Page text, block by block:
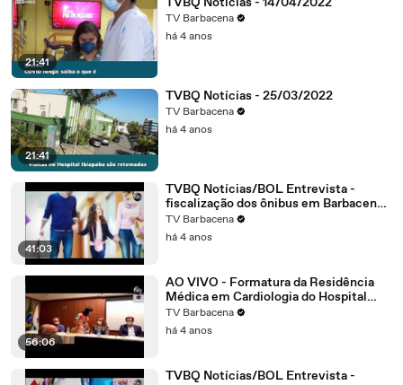
21:41
TV Barbacena
há 4 anos
21:41
TVBQ Notícias - 25/03/2022
TV Barbacena
há 4 anos
41:03
TVBQ Notícias/BOL Entrevista -
fiscalização dos ônibus em Barbacena -
18/03/2022
TV Barbacena
há 4 anos
56:06
AO VIVO - Formatura da Residência
Médica em Cardiologia do Hospital
Ibiapaba CEBAMS - 18/03/2022
TV Barbacena
há 4 anos
TVBQ Notícias/BOL Entrevista -